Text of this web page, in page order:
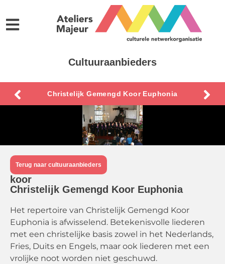
Cultuuraanbieders
Christelijk Gemengd Koor Euphonia
Terug naar cultuuraanbieders
koor
Christelijk Gemengd Koor Euphonia
Het repertoire van Christelijk Gemengd Koor
Euphonia is afwisselend. Betekenisvolle liederen
met een christelijke basis zowel in het Nederlands,
Fries, Duits en Engels, maar ook liederen met een
vrolijke noot worden niet geschuwd.